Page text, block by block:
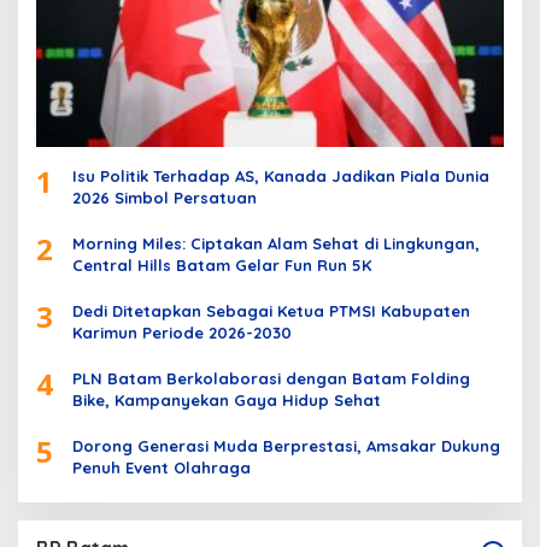
1
Isu Politik Terhadap AS, Kanada Jadikan Piala Dunia
2026 Simbol Persatuan
2
Morning Miles: Ciptakan Alam Sehat di Lingkungan,
Central Hills Batam Gelar Fun Run 5K
3
Dedi Ditetapkan Sebagai Ketua PTMSI Kabupaten
Karimun Periode 2026-2030
4
PLN Batam Berkolaborasi dengan Batam Folding
Bike, Kampanyekan Gaya Hidup Sehat
5
Dorong Generasi Muda Berprestasi, Amsakar Dukung
Penuh Event Olahraga